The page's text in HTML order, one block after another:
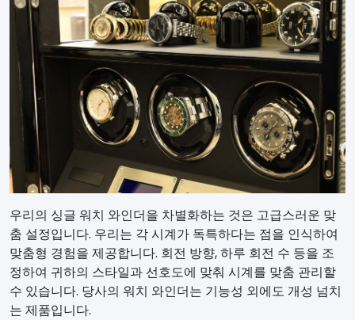
우리의 싱글 워치 와인더을 차별화하는 것은 고급스러운 맞
춤 설정입니다. 우리는 각 시계가 독특하다는 점을 인식하여
맞춤형 경험을 제공합니다. 회전 방향, 하루 회전 수 등을 조
정하여 귀하의 스타일과 선호도에 맞춰 시계를 맞춤 관리할
수 있습니다. 당사의 워치 와인더는 기능성 외에도 개성 넘치
는 제품입니다.